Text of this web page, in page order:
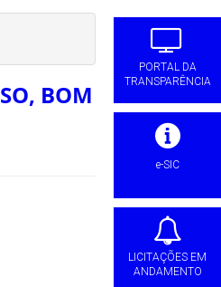
BOM
PORTAL DA
TRANSPARÊNCIA
e-SIC
LICITAÇÕES EM
ANDAMENTO